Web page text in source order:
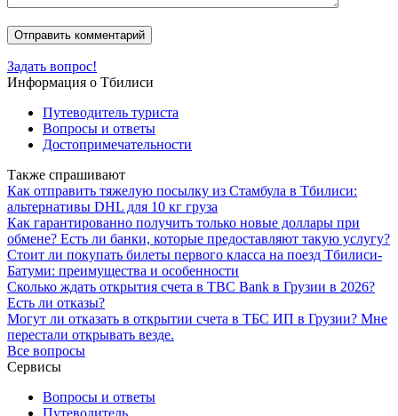
Задать вопрос!
Информация о Тбилиси
Путеводитель туриста
Вопросы и ответы
Достопримечательности
Также спрашивают
Как отправить тяжелую посылку из Стамбула в Тбилиси:
альтернативы DHL для 10 кг груза
Как гарантированно получить только новые доллары при
обмене? Есть ли банки, которые предоставляют такую услугу?
Стоит ли покупать билеты первого класса на поезд Тбилиси-
Батуми: преимущества и особенности
Сколько ждать открытия счета в TBC Bank в Грузии в 2026?
Есть ли отказы?
Могут ли отказать в открытии счета в ТБС ИП в Грузии? Мне
перестали открывать везде.
Все вопросы
Сервисы
Вопросы и ответы
Путеводитель